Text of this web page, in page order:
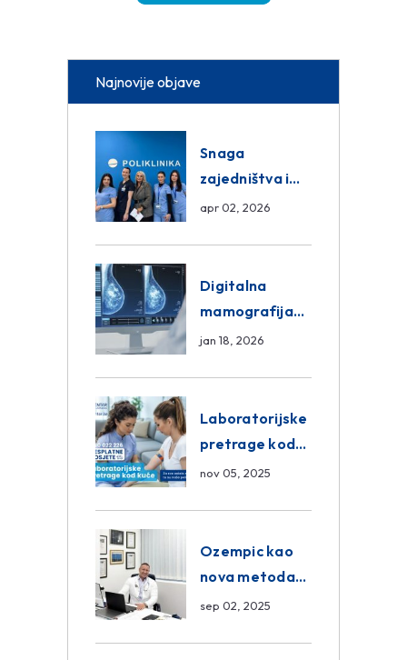
Najnovije objave
Snaga
zajedništva i
razmjena
Group
apr 02, 2026
Digitalna
mamografija
Sarajevo –
Centar
Poliklinika
jan 18, 2026
Laboratorijske
pretrage kod
kuće – novo u
Poliklinici
nov 05, 2025
Ozempic kao
nova metoda
mršavljenja: da
sep 02, 2025